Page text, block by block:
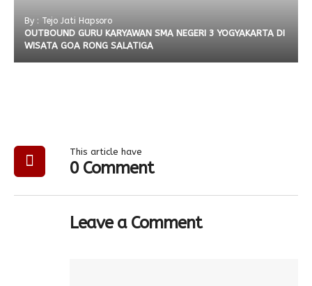
By : Tejo Jati Hapsoro
OUTBOUND GURU KARYAWAN SMA NEGERI 3 YOGYAKARTA DI
WISATA GOA RONG SALATIGA
This article have
0 Comment
Leave a Comment